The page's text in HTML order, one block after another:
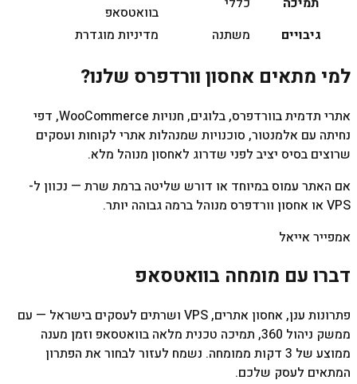
בוואטסאפ
גיבויים
משתנה מדיניות מוגדרת
למי מתאים אחסון וורדפרס שלנו?
אתרי תדמית בוורדפרס, בלוגים, חנויות WooCommerce, דפי
נחיתה עם אלמנטור, סוכנויות שמנהלות אתרי לקוחות ועסקים
שרוצים בסיס יציב לפני שדרוג לאחסון מנוהל מלא.
אם האתר עמוס במיוחד או דורש שליטה ברמת שרת — נכוון ל-
VPS או אחסון וורדפרס מנוהל ברמה גבוהה יותר.
אמפייר אייאל
דברו עם מומחה בוואטסאפ
פתרונות ענן, אחסון אתרים, VPS ושרתים לעסקים בישראל — עם
ממשק ניהול 360, תמיכה טכנית מלאה בוואטסאפ וזמן מענה
ממוצע של 3 דקות ממומחה. נשמח לעזור לבחור את הפתרון
המתאים לעסק שלכם.